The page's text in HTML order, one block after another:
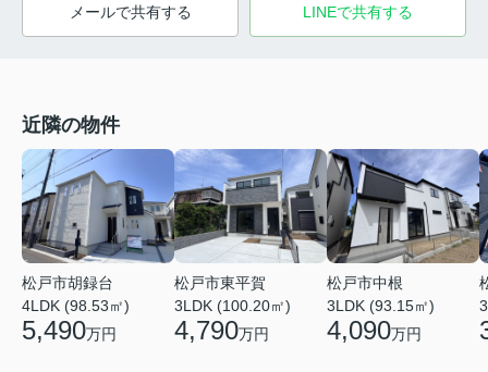
メールで共有する LINEで共有する
近隣の物件
松戸市胡録台
4LDK (98.53㎡)
5,490万円
松戸市東平賀
3LDK (100.20㎡)
4,790万円
松戸市中根
3LDK (93.15㎡)
4,090万円